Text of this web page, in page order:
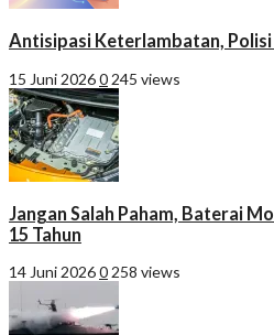
Antisipasi Keterlambatan, Polisi
15 Juni 20260 245 views
Jangan Salah Paham, Baterai
15 Tahun
14 Juni 20260258 views